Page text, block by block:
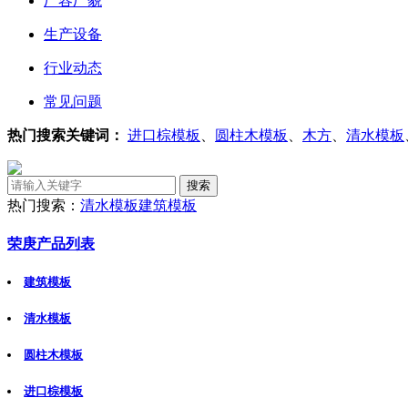
生产设备
行业动态
常见问题
热门搜索关键词： 进口棕模板 圆柱木模板 木方 清水模板
热门搜索： 清水模板建筑模板
荣庚产品列表
建筑模板
清水模板
圆柱木模板
进口棕模板